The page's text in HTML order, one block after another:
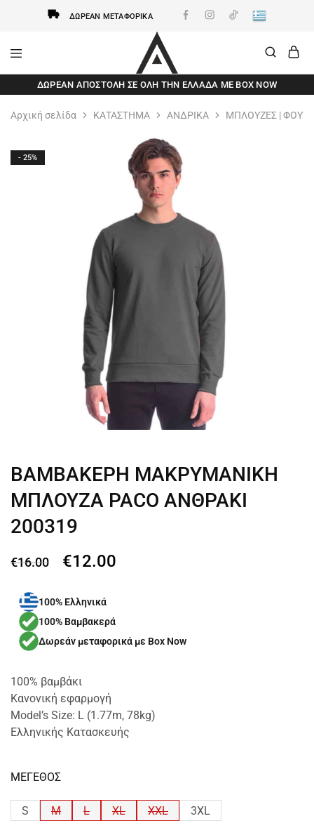
ΔΩΡΕΆΝ ΜΕΤΑΦΟΡΙΚΆ
AxidWear
Παιδικά
,
,
Ανδρικά
ΔΩΡΕΆΝ ΑΠΟΣΤΟΛΗ ΣΕ ΌΛΗ ΤΗΝ ΕΛΛΆΔΑ ΜΕ BOX NOW
Αρχική σελίδα ΚΑΤΑΣΤΗΜΑ ΑΝΔΡΙΚΑ ΜΠΛΟΥΖΕΣ |
- 25%
ΒΑΜΒΑΚΕΡΗ ΜΑΚΡΥΜΑΝΙΚΗ
ΜΠΛΟΥΖΑ PACO ΑΝΘΡΑΚΙ
200319
€16.00 €12.00
100% Ελληνικά
100% Βαμβακερά
Δωρεάν μεταφορικά με Box Now
100% βαμβάκι
Κανονική εφαρμογή
Μodel’s Size: L (1.77m, 78kg)
Ελληνικής Κατασκευής
ΜΕΓΕΘΟΣ
S M L XL XXL 3XL